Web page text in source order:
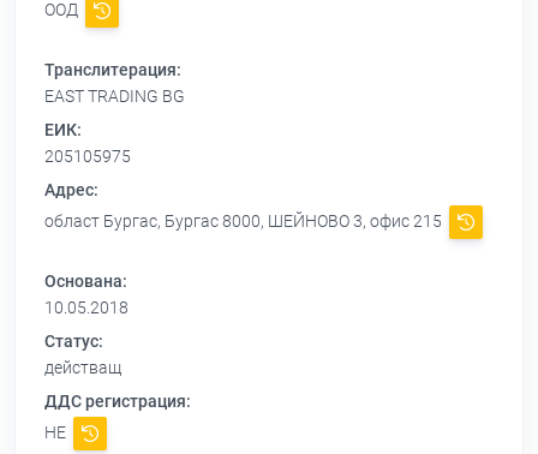
ООД
Транслитерация:
EAST TRADING BG
ЕИК:
205105975
Адрес:
област Бургас, Бургас 8000, ШЕЙНОВО 3, офис 215
Основана:
10.05.2018
Статус:
действащ
ДДС регистрация:
НЕ